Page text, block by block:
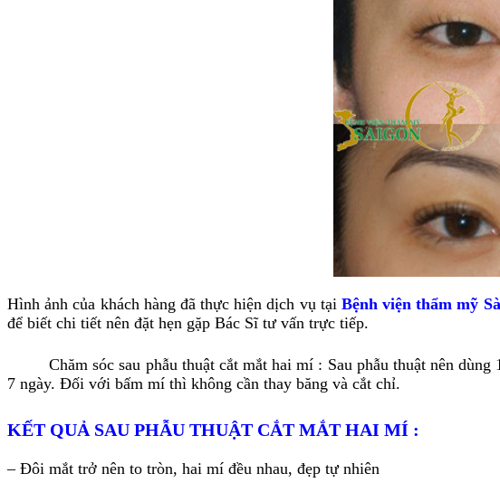
Hình ảnh của khách hàng đã thực hiện dịch vụ tại Bệnh viện thẩm mỹ
để biết chi tiết nên đặt hẹn gặp Bác Sĩ tư vấn trực tiếp.
Chăm sóc sau phẫu thuật cắt mắt hai mí : Sau phẫu thuật nên dùng
7 ngày. Đối với bấm mí thì không cần thay băng và cắt chỉ.
KẾT QUẢ SAU PHẪU THUẬT CẮT MẮT HAI MÍ :
– Đôi mắt trở nên to tròn, hai mí đều nhau, đẹp tự nhiên